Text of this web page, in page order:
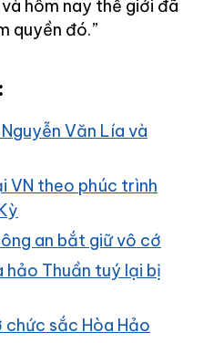
hôm nay thế giới đã
quyền đó.”
Văn Lía và
VN theo phúc trình
an bắt giữ vô cớ
hảo Thuần tuý lại bị
chức sắc Hòa Hảo